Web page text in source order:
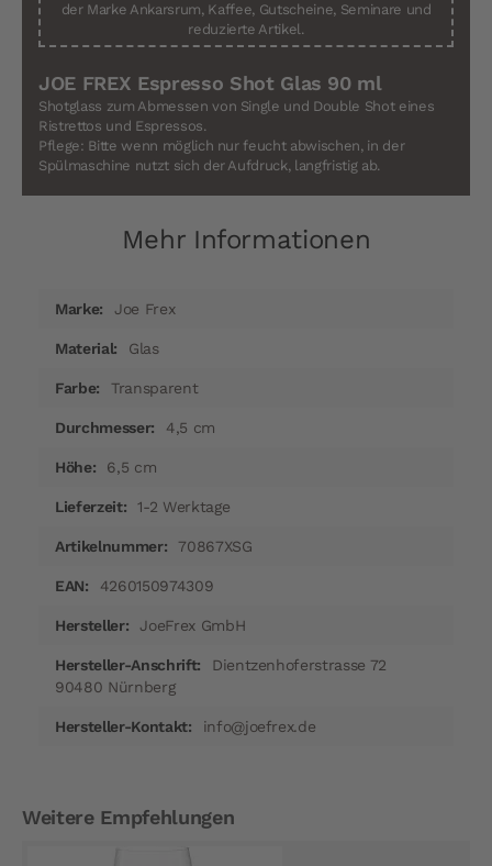
der Marke Ankarsrum, Kaffee, Gutscheine, Seminare und
reduzierte Artikel.
JOE FREX Espresso Shot Glas 90 ml
Shotglass zum Abmessen von Single und Double Shot eines
Ristrettos und Espressos.
Pflege: Bitte wenn möglich nur feucht abwischen, in der
Spülmaschine nutzt sich der Aufdruck, langfristig ab.
Mehr Informationen
InformationenJoe Frex
Glas
Transparent
4,5 cm
6,5 cm
1-2 Werktage
70867XSG
4260150974309
JoeFrex GmbH
Dientzenhoferstrasse 72
90480 Nürnberg
info@joefrex.de
Weitere Empfehlungen